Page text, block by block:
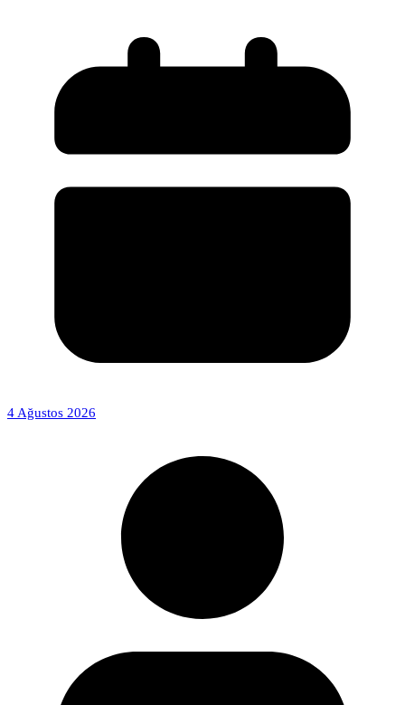
4 Ağustos 2026